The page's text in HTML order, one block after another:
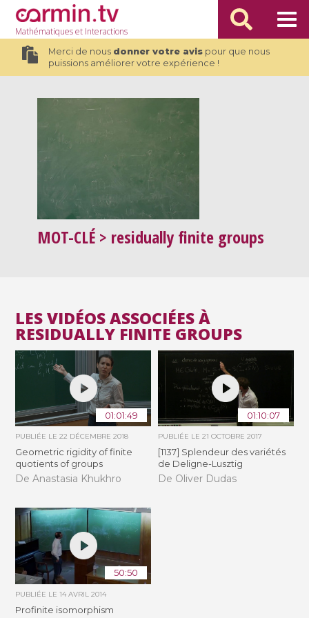
Mathématiqueset Interactions
Merci de nous donner votre avispour que nous
puissions améliorer votre expérience !
MOT-CLÉ > residually finite groups
LES VIDÉOS ASSOCIÉES À
RESIDUALLY FINITE GROUPS
01:01:49
PUBLIÉE LE22 DÉCEMBRE 2018
Geometric rigidity of finite
quotients of groups
De Anastasia Khukhro
01:10:07
PUBLIÉE LE 21 OCTOBRE 2017
[1137] Splendeur des variétés
de Deligne-Lusztig
De Oliver Dudas
50:50
PUBLIÉE LE14 AVRIL 2014
Profinite isomorphism